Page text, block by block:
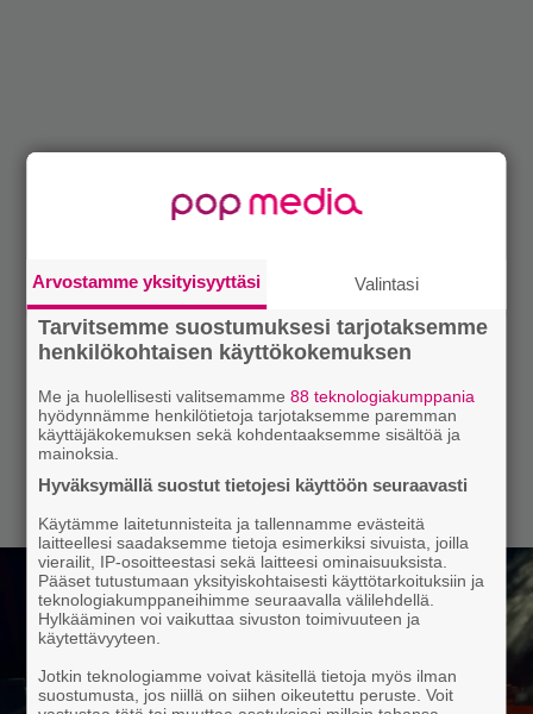
Arvostamme yksityisyyttäsi Valintasi
Tarvitsemme suostumuksesi tarjotaksemme
henkilökohtaisen käyttökokemuksen
Me ja huolellisesti valitsemamme88 teknologiakumppania
hyödynnämme henkilötietoja tarjotaksemme paremman
käyttäjäkokemuksen sekä kohdentaaksemme sisältöä ja
mainoksia.
Hyväksymällä suostut tietojesi käyttöön seuraavasti
Käytämme laitetunnisteita ja tallennamme evästeitä
laitteellesi saadaksemme tietoja esimerkiksi sivuista, joilla
vierailit, IP-osoitteestasi sekä laitteesi ominaisuuksista.
Pääset tutustumaan yksityiskohtaisesti käyttötarkoituksiin ja
teknologiakumppaneihimme seuraavalla välilehdellä.
Hylkääminen voi vaikuttaa sivuston toimivuuteen ja
käytettävyyteen.
Jotkin teknologiamme voivat käsitellä tietoja myös ilman
suostumusta, jos niillä on siihen oikeutettu peruste. Voit